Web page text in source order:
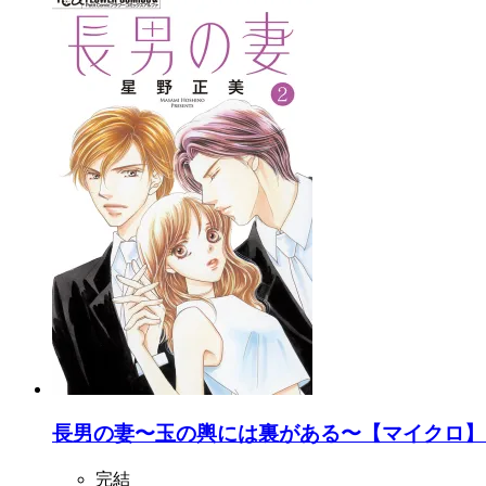
長男の妻〜玉の輿には裏がある〜【マイクロ
完結